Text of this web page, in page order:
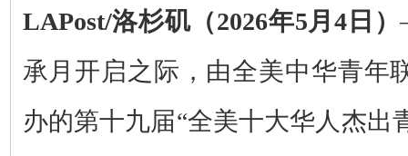
LAPost/洛杉矶（2026年5月4日）
承月开启之际，由全美中华青年
办的第十九届“全美十大华人杰出